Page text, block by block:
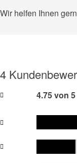
Wir helfen Ihnen
4
4.75 von